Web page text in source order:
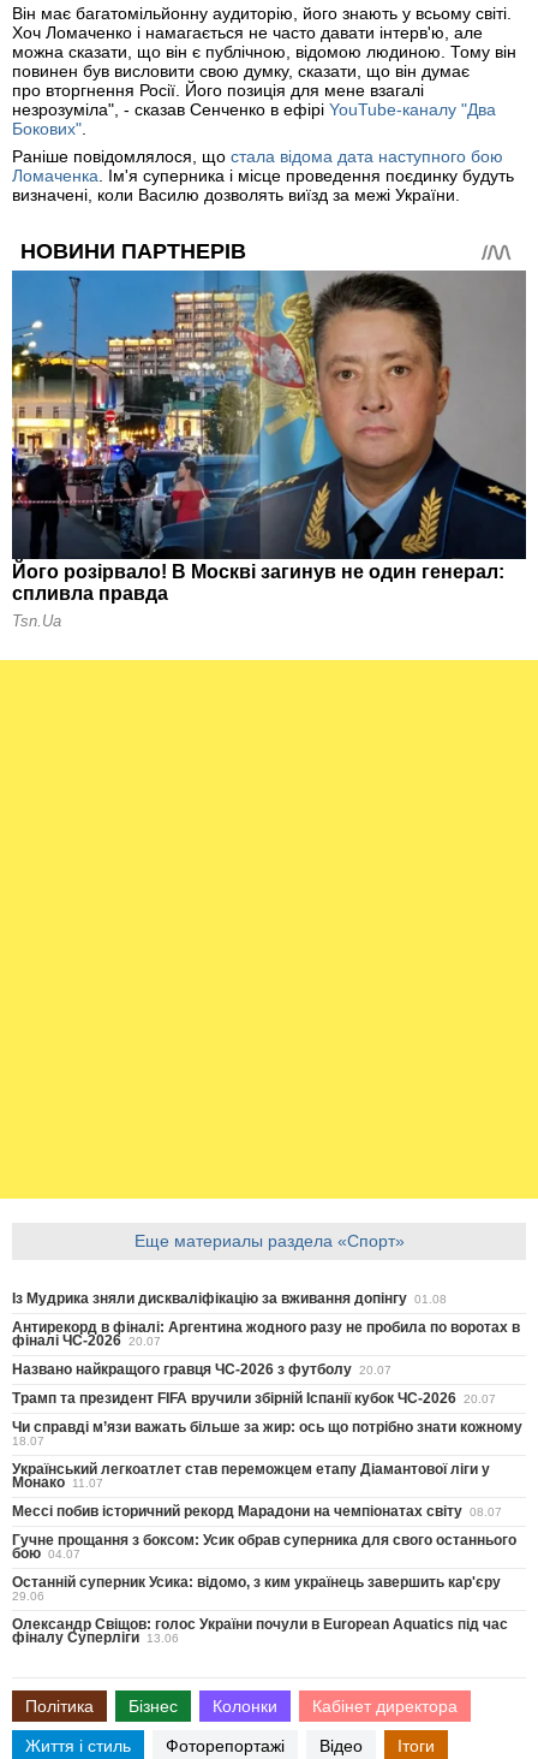
Він має багатомільйонну аудиторію, його знають у всьому світі.
Хоч Ломаченко і намагається не часто давати інтерв'ю, але
можна сказати, що він є публічною, відомою людиною. Тому він
повинен був висловити свою думку, сказати, що він думає
про вторгнення Росії. Його позиція для мене взагалі
незрозуміла", - сказав Сенченко в ефірі YouTube-каналу "Два
Бокових".
Раніше повідомлялося, що стала відома дата наступного бою
Ломаченка. Ім'я суперника і місце проведення поєдинку будуть
визначені, коли Василю дозволять виїзд за межі України.
Еще материалы раздела «Спорт»
Із Мудрика зняли дискваліфікацію за вживання допінгу 01.08
Антирекорд в фіналі: Аргентина жодного разу не пробила по воротах в
фіналі ЧС-2026 20.07
Названо найкращого гравця ЧС-2026 з футболу 20.07
Трамп та президент FIFA вручили збірній Іспанії кубок ЧС-2026 20.07
Чи справді м’язи важать більше за жир: ось що потрібно знати кожному
18.07
Український легкоатлет став переможцем етапу Діамантової ліги у
Монако 11.07
Мессі побив історичний рекорд Марадони на чемпіонатах світу 08.07
Гучне прощання з боксом: Усик обрав суперника для свого останнього
бою 04.07
Останній суперник Усика: відомо, з ким українець завершить кар'єру
29.06
Олександр Свіщов: голос України почули в European Aquatics під час
фіналу Суперліги 13.06
Політика Бізнес Колонки Кабінет директора
Життя і стиль Фоторепортажі Відео Ітоги